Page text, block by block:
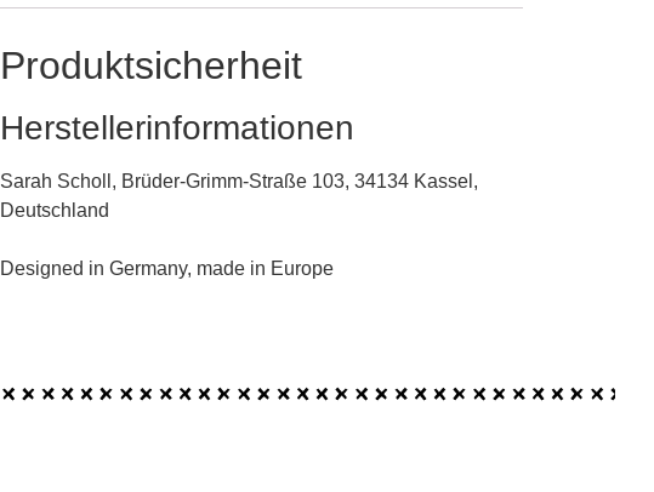
Produktsicherheit
Herstellerinformationen
Sarah Scholl, Brüder-Grimm-Straße 103, 34134 Kassel,
Deutschland
Designed in Germany, made in Europe